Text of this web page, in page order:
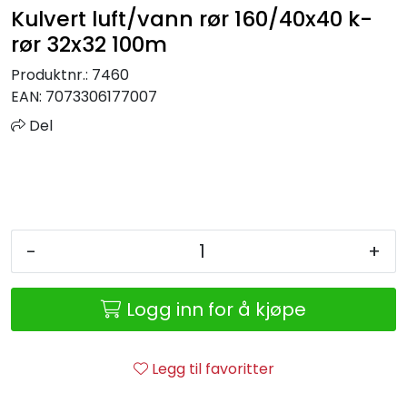
Kulvert luft/vann rør 160/40x40 k-
rør 32x32 100m
Produktnr.: 7460
EAN: 7073306177007
Del
- +
Logg inn for å kjøpe
Legg til favoritter
Utgått av sortiment
Kontakt oss
Retur/reklamasjon